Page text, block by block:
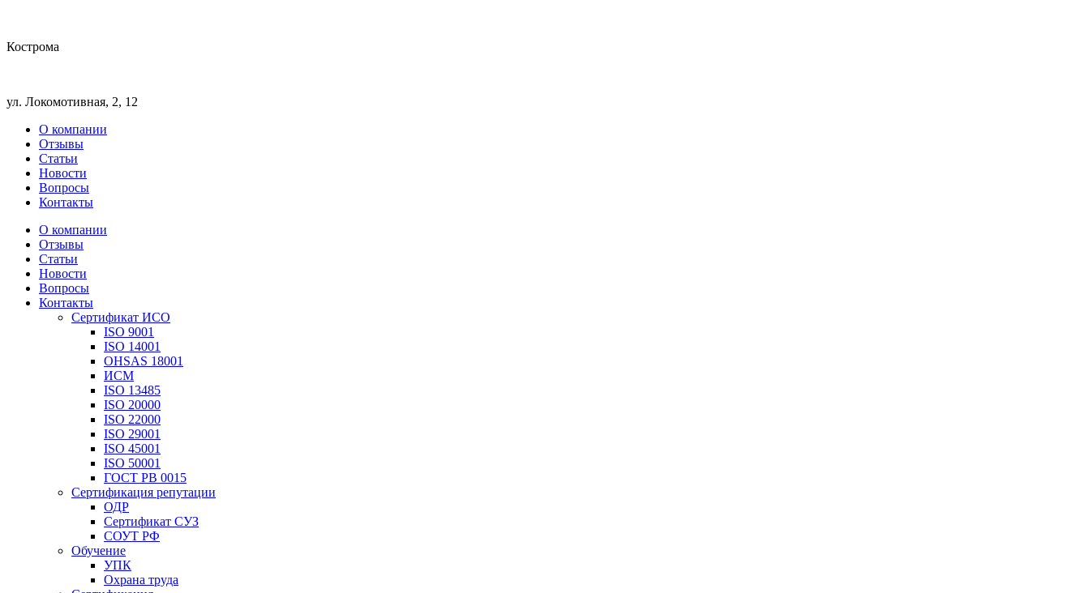
Кострома
ул. Локомотивная, 2, 12
О компании
Отзывы
Статьи
Новости
Вопросы
Контакты
О компании
Отзывы
Статьи
Новости
Вопросы
Контакты
Сертификат ИСО
ISO 9001
ISO 14001
OHSAS 18001
ИСМ
ISO 13485
ISO 20000
ISO 22000
ISO 29001
ISO 45001
ISO 50001
ГОСТ РВ 0015
Сертификация репутации
ОДР
Сертификат СУЗ
СОУТ РФ
Обучение
УПК
Охрана труда